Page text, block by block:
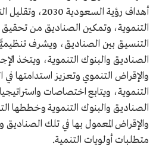
أهداف رؤية
التنموية، وتمكين الصناديق من
التنسيق بين الصناديق، ويشرف تنظيميًّا
الصناديق والبنوك التنموية، ويتخذ
والإقراض التنموي وتعزيز استدامتها
التنموية، ويتابع اختصاصات
الصناديق والبنوك التنموية وخططها
والإقراض المعمول بها في تلك الصناديق
متطلبات أولويات التنمية.